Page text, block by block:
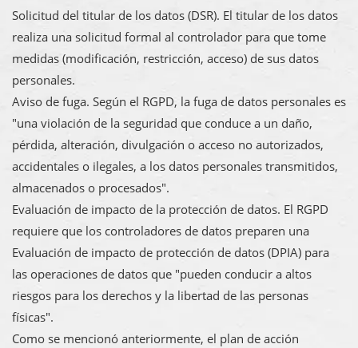
Solicitud del titular de los datos (DSR). El titular de los datos
realiza una solicitud formal al controlador para que tome
medidas (modificación, restricción, acceso) de sus datos
personales.
Aviso de fuga. Según el RGPD, la fuga de datos personales es
"una violación de la seguridad que conduce a un daño,
pérdida, alteración, divulgación o acceso no autorizados,
accidentales o ilegales, a los datos personales transmitidos,
almacenados o procesados".
Evaluación de impacto de la protección de datos. El RGPD
requiere que los controladores de datos preparen una
Evaluación de impacto de protección de datos (DPIA) para
las operaciones de datos que "pueden conducir a altos
riesgos para los derechos y la libertad de las personas
físicas".
Como se mencionó anteriormente, el plan de acción